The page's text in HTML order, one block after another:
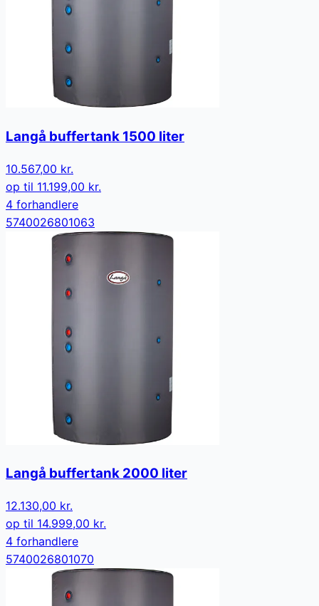
Langå buffertank 1500 liter
10.567,00 kr.
op til 11.199,00 kr.
4 forhandlere
5740026801063
Langå buffertank 2000 liter
12.130,00 kr.
op til 14.999,00 kr.
4 forhandlere
5740026801070